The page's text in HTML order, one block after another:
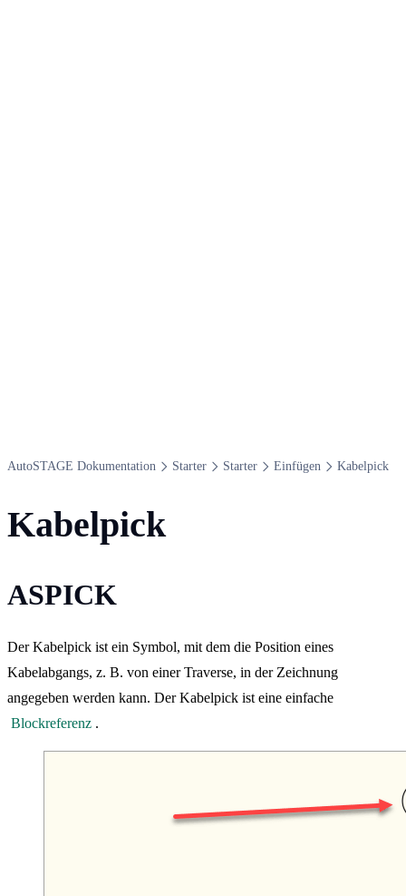
Auto​STAGE Dokumentation Starter Starter Einfügen Kabelpick
Kabelpick
ASPICK
Der Kabelpick ist ein Symbol, mit dem die Position eines
Kabelabgangs, z. B. von einer Traverse, in der Zeichnung
angegeben werden kann. Der Kabelpick ist eine einfache
Blockreferenz .